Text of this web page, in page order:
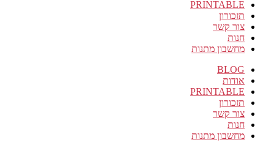
PRINTABLE
תזכורון
צור קשר
חנות
מחשבון מתנות
BLOG
אודות
PRINTABLE
תזכורון
צור קשר
חנות
מחשבון מתנות